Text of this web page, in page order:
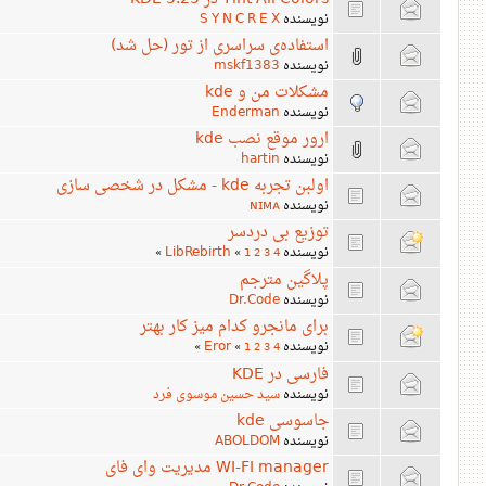
نویسندهS Y N C R E X
استفاده‌ی سراسری از تور (حل شد)
نویسنده mskf1383
مشکلات من و kde
نویسنده Enderman
ارور موقع نصب kde
نویسنده hartin
اولبن تجربه kde - مشکل در شخصی سازی
نویسندهɴɪᴍᴀ
توزیع بی دردسر
نویسنده LibRebirth « 1234
»
پلاگین مترجم
نویسندهDr.Code
برای مانجرو کدام میز کار بهتر
نویسنده Eror « 1234
»
فارسی در KDE
نویسندهسید حسین موسوی فرد
جاسوسی kde
نویسندهABOLDOM
WI-FI manager مدیریت وای فای